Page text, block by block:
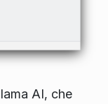
AI, che